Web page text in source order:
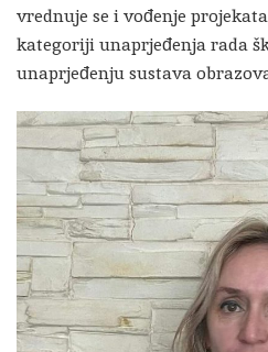
vrednuje se i vođenje
kategoriji unaprjeđenja rada
unaprjeđenju sustava